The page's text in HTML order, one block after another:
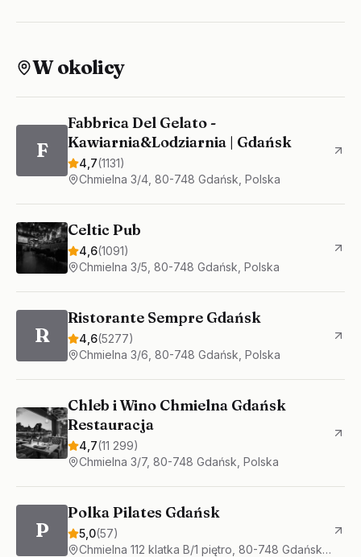
W okolicy
F
Fabbrica Del Gelato -
Kawiarnia&Lodziarnia | Gdańsk
4,7(1131)
Chmielna 3/4, 80-748 Gdańsk, Polska
Celtic Pub
4,6(1091)
Chmielna 3/5, 80-748 Gdańsk, Polska
R
Ristorante Sempre Gdańsk
4,6(5277)
Chmielna 3/6, 80-748 Gdańsk, Polska
Chleb i Wino Chmielna Gdańsk
Restauracja
4,7(11 299)
Chmielna 3/7, 80-748 Gdańsk, Polska
P
Polka Pilates Gdańsk
5,0(57)
Chmielna 112 klatka B/1 piętro, 80-748 Gdańsk, Polska